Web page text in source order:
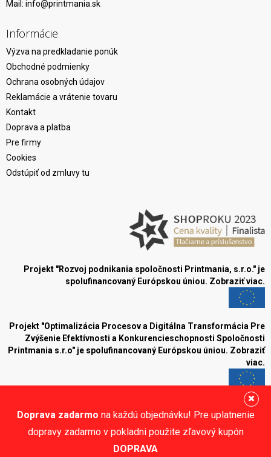
Doprava zadarmo na každú objednávku! Pre uplatnenie
dopravy zadarmo v pokladni použite zľavový kupón
DOPRAVA
Mail: info@printmania.sk
Informácie
Výzva na predkladanie ponúk
Obchodné podmienky
Ochrana osobných údajov
Reklamácie a vrátenie tovaru
Kontakt
Doprava a platba
Pre firmy
Cookies
Odstúpiť od zmluvy tu
Projekt "Rozvoj podnikania spoločnosti Printmania, s.r.o." je
spolufinancovaný Európskou úniou. Zobraziť viac.
Projekt "Optimalizácia Procesov a Digitálna Transformácia Pre
Zvýšenie Efektívnosti a Konkurencieschopnosti Spoločnosti
Printmania s.r.o" je spolufinancovaný Európskou úniou. Zobraziť
viac.
Blog